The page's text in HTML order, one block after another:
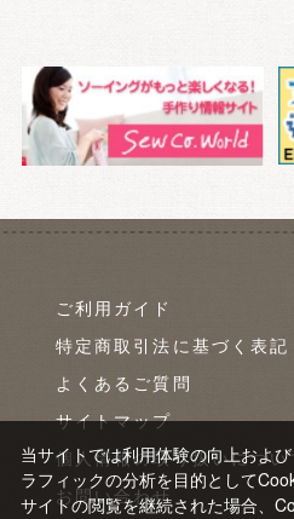
ご利用ガイド
特定商取引法に基づく表記
よくあるご質問
サイトマップ
個人情報の取り扱いについ
お問い合わせ
当サイトでは利用体験の向上およ
ラフィックの分析を目的として
サイトの閲覧を継続された場合、